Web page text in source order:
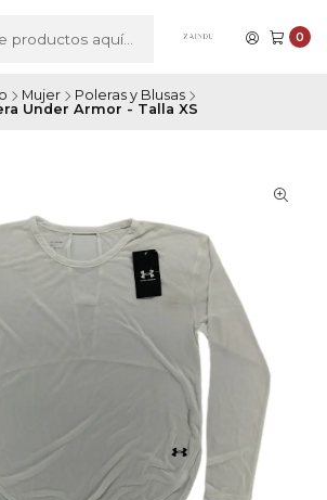
0
Mujer
Poleras y Blusas
Under Armor - Talla XS